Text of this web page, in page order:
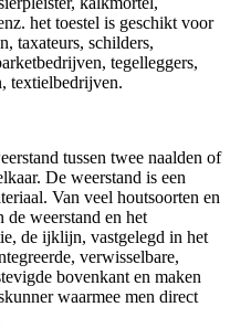
het toestel is geschikt voor
taxateurs, schilders,
tegelleggers,
textielbedrijven.
tussen twee naalden of
De weerstand is een
Van veel houtsoorten en
de weerstand en het
de ijklijn, vastgelegd in het
verwisselbare,
bovenkant en maken
waarmee men direct